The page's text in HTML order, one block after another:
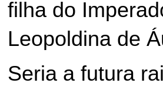
filha do
Leopoldina de
Seria a futura